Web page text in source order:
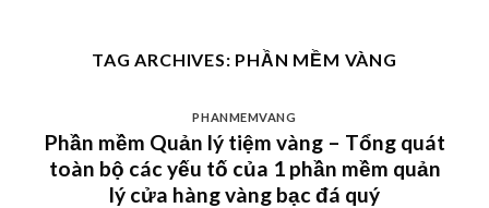
TAG ARCHIVES: PHẦN MỀM VÀNG
PHANMEMVANG
Phần mềm Quản lý tiệm vàng – Tổng quát
toàn bộ các yếu tố của 1 phần mềm quản
lý cửa hàng vàng bạc đá quý